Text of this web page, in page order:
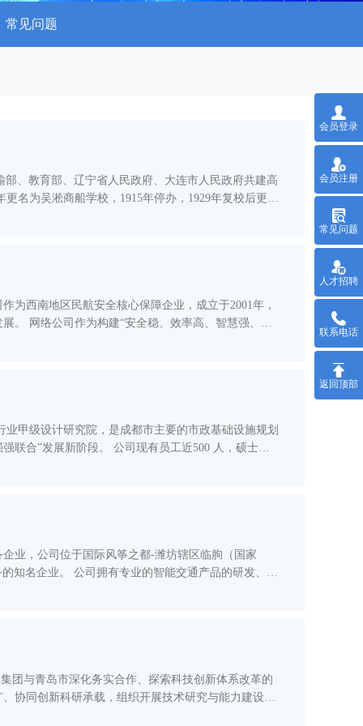
常见问题
、教育部、辽宁省人民政府、大连市人民政府共建高
为西南地区民航安全核心保障企业，成立于2001年，
、协
甲级设计研究院，是成都市主要的市政基础设施规划
有员工近500 人，硕士博
业，公司位于国际风筝之都-潍坊辖区临朐（国家
产品的研发、制
团与青岛市深化务实合作、探索科技创新体系改革的
协同创新科研承载，组织开展技术研究与能力建设，
会员登录
会员注册
常见问题
人才招聘
联系电话
返回顶部